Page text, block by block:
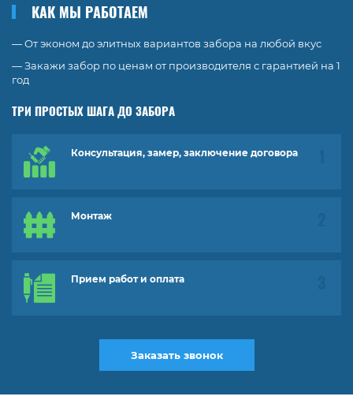
КАК МЫ РАБОТАЕМ
— От эконом до элитных вариантов забора на любой вкус
— Закажи забор по ценам от производителя с гарантией на 1
год
ТРИ ПРОСТЫХ ШАГА ДО ЗАБОРА
Консультация, замер, заключение договора
Монтаж
Прием работ и оплата
Заказать звонок